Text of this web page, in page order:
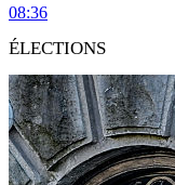
08:36
ÉLECTIONS